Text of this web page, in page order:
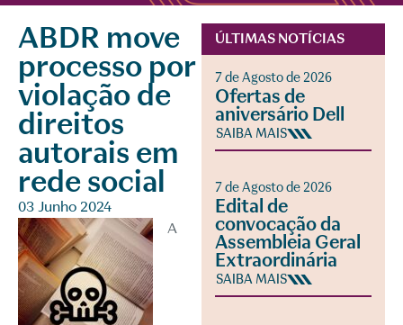
ABDR move
processo por
violação de
direitos
autorais em
rede social
03 Junho 2024
A
ÚLTIMAS NOTÍCIAS
7 de Agosto de 2026
Ofertas de
aniversário Dell
SAIBA MAIS
7 de Agosto de 2026
Edital de
convocação da
Assembleia Geral
Extraordinária
SAIBA MAIS